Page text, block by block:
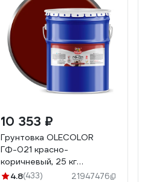
10 353 ₽
Грунтовка OLECOLOR
ГФ-021 красно-
коричневый, 25 кг
4300003710
4.8(433) 21947476